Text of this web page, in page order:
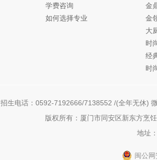
学费咨询
如何选择专业
金
金
大
时
经
时
招生电话：0592-7192666/7138552 /(全年无休)
版权所有：厦门市同安区新东方烹
地址
闽公